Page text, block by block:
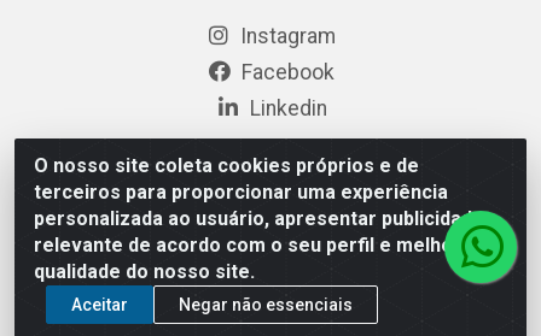
O nosso site coleta cookies próprios e de
terceiros para proporcionar uma experiência
personalizada ao usuário, apresentar publicidade
relevante de acordo com o seu perfil e melhorar a
qualidade do nosso site.
Aceitar
Negar não essenciais
Instagram
Facebook
Linkedin
Rua Chipuê, 117 - S. Miguel Paulista São Paulo/SP - CEP
08010-260- CNPJ: 03.010.739/0001-72